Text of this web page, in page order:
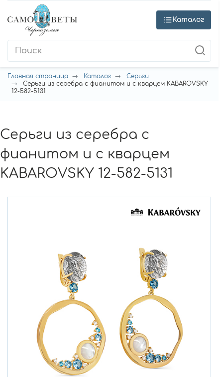
Каталог
Главная страница Каталог
Серьги
Серьги из серебра с фианитом и с кварцем KABAROVSKY
12-582-5131
Серьги из серебра с
фианитом и с кварцем
KABAROVSKY 12-582-5131